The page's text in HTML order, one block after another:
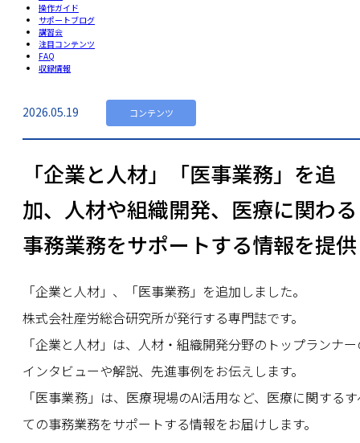
操作ガイド
サポートブログ
講習会
注目コンテンツ
FAQ
収録情報
2026.05.19 コンテンツ
「企業と人材」「医事業務」を追
加、人材や組織開発、医療に関わる
事務業務をサポートする情報を提供
「企業と人材」、「医事業務」を追加しました。
株式会社産労総合研究所が発行する専門誌です。
「企業と人材」は、人材・組織開発分野のトップランナ
インタビューや解説、先進事例をお伝えします。
「医事業務」は、医療現場のAI活用など、医療に関する
ての事務業務をサポートする情報をお届けします。